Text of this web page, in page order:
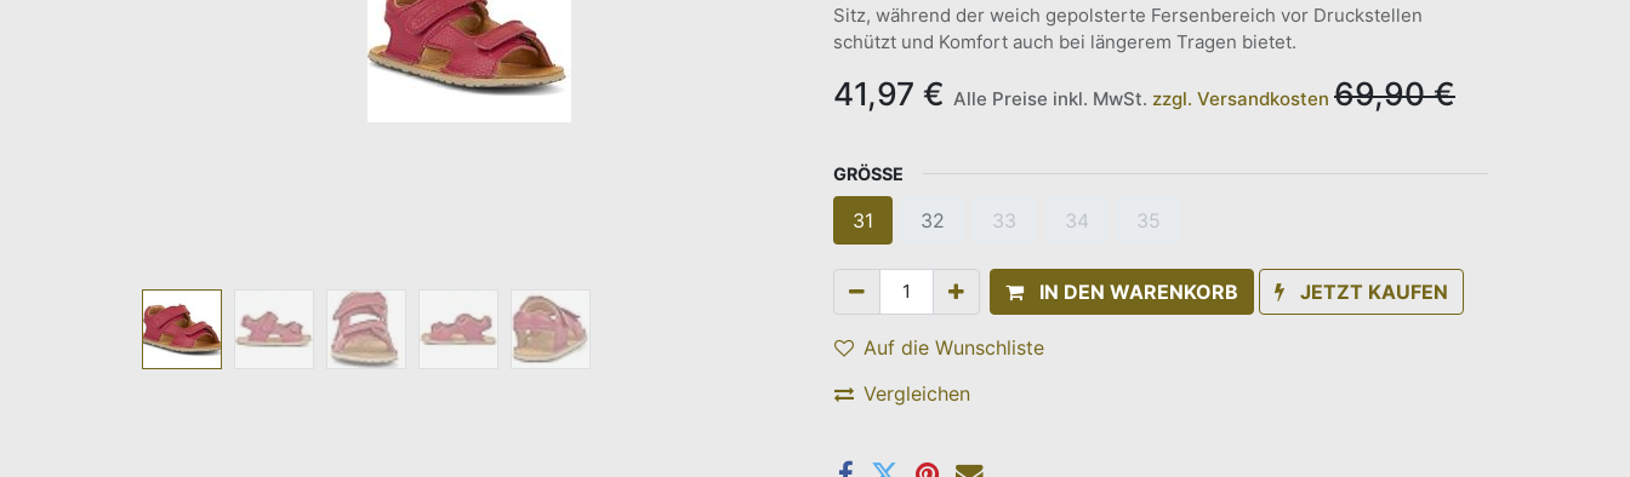
Sitz, während der weich gepolsterte Fersenbereich vor Druckstellen
schützt und Komfort auch bei längerem Tragen bietet.
41,97 € Alle Preise inkl. MwSt. zzgl. Versandkosten 69,90€
GRÖSSE
31 32 33 34 35
IN DEN WARENKORB JETZT KAUFEN
Auf die Wunschliste
Vergleichen